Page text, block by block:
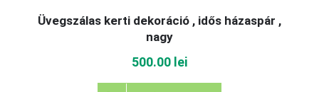
Üvegszálas kerti dekoráció , idős házaspár ,
nagy
500.00 lei